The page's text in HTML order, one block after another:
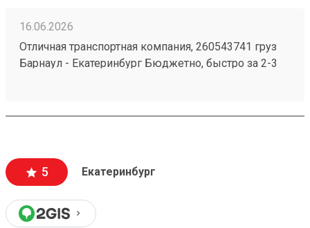
16.06.2026
Отличная транспортная компания, 260543741 груз
Барнаул - Екатеринбург Бюджетно, быстро за 2-3
плохого и неприятного момента не могу вспомнить.
5 Екатеринбург